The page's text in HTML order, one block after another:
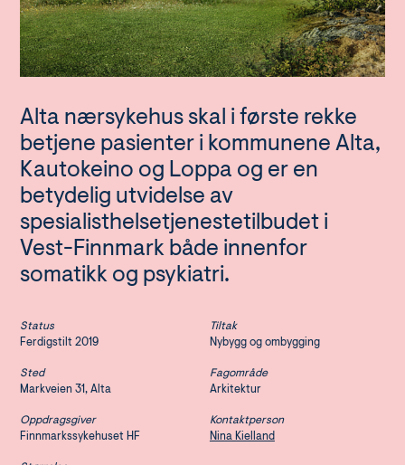
Alta nærsykehus skal i første rekke
betjene pasienter i kommunene Alta,
Kautokeino og Loppa og er en
betydelig utvidelse av
spesialisthelsetjenestetilbudet i
Vest-Finnmark både innenfor
somatikk og psykiatri.
Status
Ferdigstilt 2019
Sted
Markveien 31, Alta
Oppdragsgiver
Finnmarkssykehuset HF
Tiltak
Nybygg og ombygging
Fagområde
Arkitektur
Kontaktperson
Nina Kielland